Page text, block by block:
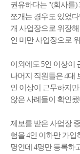
권유하다는 "(회사를)
쪼개는 경우도 있었
개 사업장으로 위장
인 미만 사업장으로
이외에도 5인 이상이
나머지 직원들은 4대
인 이상이 근무하지
않은 사례들이 확인
제보를 받은 사업장
험을 4인 이하만 가입
명인데 4명만 등록하